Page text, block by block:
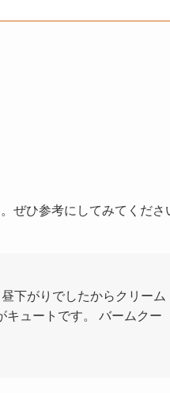
ぜひ参考にしてみてくださ
下がりでしたからクリーム
キュートです。 バームクー